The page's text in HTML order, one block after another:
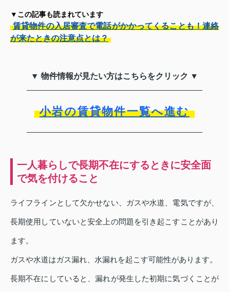
▼この記事も読まれています
賃貸物件の入居審査で電話がかかってくることも！連絡
が来たときの注意点とは？
▼ 物件情報が見たい方はこちらをクリック ▼
小岩の賃貸物件一覧へ進む
一人暮らしで長期不在にするときに安全面
で気を付けること
ライフラインとして欠かせない、ガスや水道、電気ですが、
長期使用していないと安全上の問題を引き起こすことがあり
ます。
ガスや水道はガス漏れ、水漏れを起こす可能性があります。
長期不在にしていると、漏れが発生した初期に気づくことが